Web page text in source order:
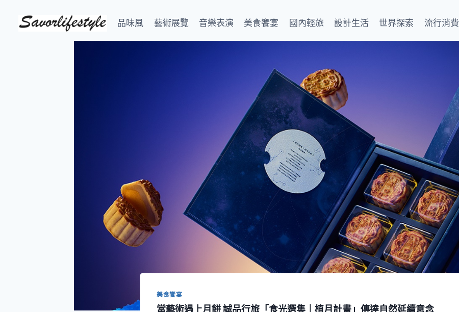
品味風 藝術展覽 音樂表演 美食饗宴 國內輕旅 設計生活 世界探索 流行消費
美食饗宴
當藝術遇上月餅 誠品行旅「食光選集｜植月計畫」傳達自然延續意念